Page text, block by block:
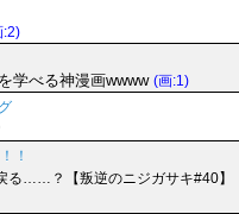
:2)
学べる神漫画wwww (画:1)
！
る……？【叛逆のニジガサキ#40】